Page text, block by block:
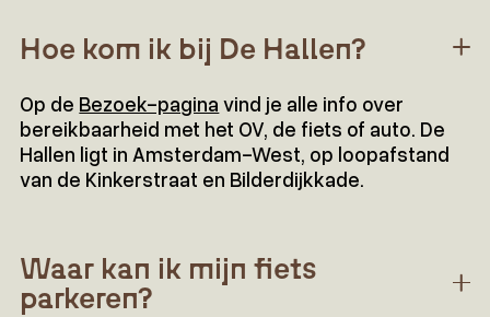
Hoe kom ik bij De Hallen?
Op de Bezoek-pagina vind je alle info over
bereikbaarheid met het OV, de fiets of auto. De
Hallen ligt in Amsterdam-West, op loopafstand
van de Kinkerstraat en Bilderdijkkade.
Waar kan ik mijn fiets
parkeren?